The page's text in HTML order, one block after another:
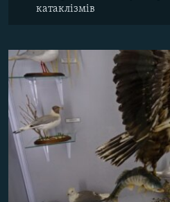
катаклізмів